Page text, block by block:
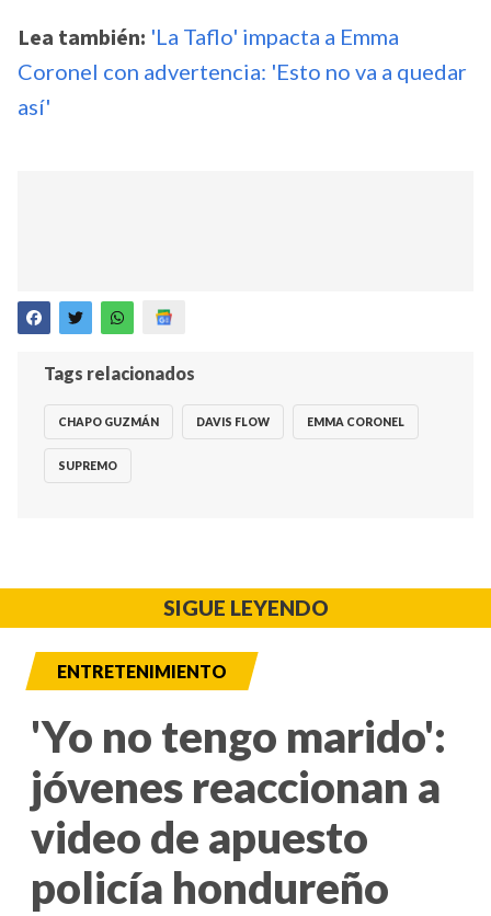
Lea también: 'La Taflo' impacta a Emma
Coronel con advertencia: 'Esto no va a quedar
así'
Tags relacionados
CHAPO GUZMÁN DAVIS FLOW EMMA CORONEL
SUPREMO
SIGUE LEYENDO
ENTRETENIMIENTO
'Yo no tengo marido':
jóvenes reaccionan a
video de apuesto
policía hondureño